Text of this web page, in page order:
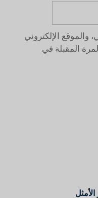
والموقع الإلكتروني
المقبلة في